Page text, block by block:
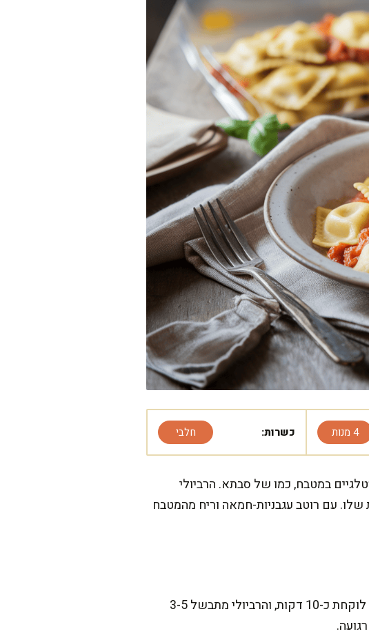
4 מנות כשרות: חלבי
במטבח, כמו של סבתא. הרביולי
עם רוטב עגבניות-חמאה וריח מהמטבח
המתכון הזה דורש קצת סבלנות, אבל מבטיחה שזה שווה כל רגע. הבאת המים לרתיחה לוקחת כ-10 דקות, והרביולי מתבשל 3-5